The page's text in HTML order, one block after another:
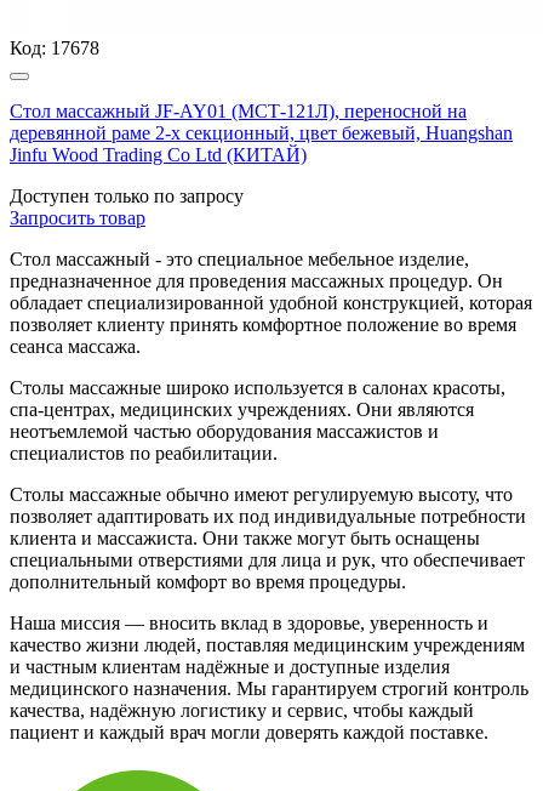
Код: 17678
Стол массажный JF-AY01 (МСТ-121Л), переносной на
деревянной раме 2-х секционный, цвет бежевый, Huangshan
Jinfu Wood Trading Co Ltd (КИТАЙ)
Доступен только по запросу
Запросить товар
Стол массажный - это специальное мебельное изделие,
предназначенное для проведения массажных процедур. Он
обладает специализированной удобной конструкцией, которая
позволяет клиенту принять комфортное положение во время
сеанса массажа.
Столы массажные широко используется в салонах красоты,
спа-центрах, медицинских учреждениях. Они являются
неотъемлемой частью оборудования массажистов и
специалистов по реабилитации.
Столы массажные обычно имеют регулируемую высоту, что
позволяет адаптировать их под индивидуальные потребности
клиента и массажиста. Они также могут быть оснащены
специальными отверстиями для лица и рук, что обеспечивает
дополнительный комфорт во время процедуры.
Наша миссия — вносить вклад в здоровье, уверенность и
качество жизни людей, поставляя медицинским учреждениям
и частным клиентам надёжные и доступные изделия
медицинского назначения. Мы гарантируем строгий контроль
качества, надёжную логистику и сервис, чтобы каждый
пациент и каждый врач могли доверять каждой поставке.